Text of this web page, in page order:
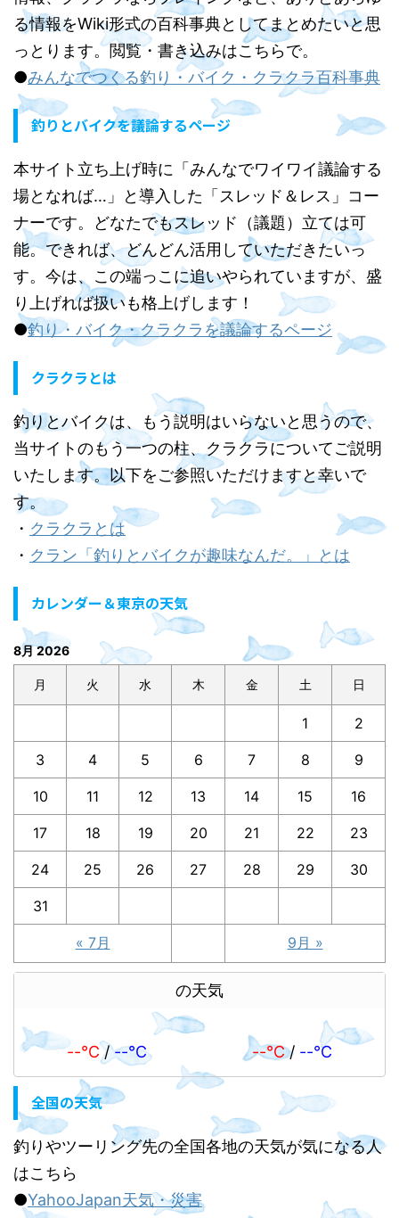
る情報をWiki形式の百科事典としてまとめたいと思
っとります。閲覧・書き込みはこちらで。
●みんなでつくる釣り・バイク・クラクラ百科事典
釣りとバイクを議論するページ
本サイト立ち上げ時に「みんなでワイワイ議論する
場となれば…」と導入した「スレッド＆レス」コー
ナーです。どなたでもスレッド（議題）立ては可
能。できれば、どんどん活用していただきたいっ
す。今は、この端っこに追いやられていますが、盛
り上げれば扱いも格上げします！
●釣り・バイク・クラクラを議論するページ
クラクラとは
釣りとバイクは、もう説明はいらないと思うので、
当サイトのもう一つの柱、クラクラについてご説明
いたします。以下をご参照いただけますと幸いで
す。
・ クラクラとは
・ クラン「釣りとバイクが趣味なんだ。」とは
カレンダー＆東京の天気
8月 2026
月 火 水 木 金 土 日
1 2
3 4 5 6 7 8 9
10 11 12 13 14 15 16
17 18 19 20 21 22 23
24 25 26 27 28 29 30
31
« 7月 9月 »
の天気
--℃/--℃ --℃/ --℃
全国の天気
釣りやツーリング先の全国各地の天気が気になる人
はこちら
●YahooJapan天気・災害